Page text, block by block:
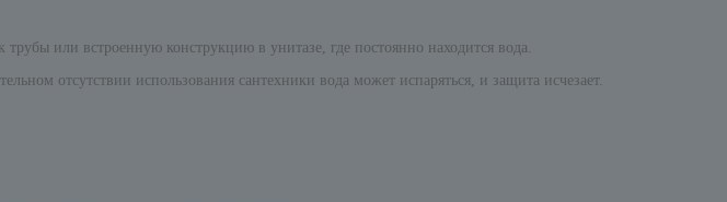
или встроенную конструкцию в унитазе, где постоянно находится вода.
отсутствии использования сантехники вода может испаряться, и защита исчезает.